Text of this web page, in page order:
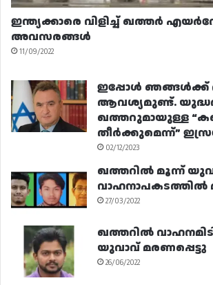
ഇന്ത്യക്കാരെ വിളിച്ച് ഖത്തർ
അവസരങ്ങൾ
11/09/2022
ഇപ്പോൾ
ആവശ്യമുണ്ട്.
ഖത്തറുമായുള്ള
തീർക്കുമെന്ന്”
02/12/2023
ഖത്തറിൽ മൂന്ന്
വാഹനാപകടത്തിൽ
27/03/2022
ഖത്തറിൽ
യുവാവ് മരണപ്പെട്ടു
26/06/2022